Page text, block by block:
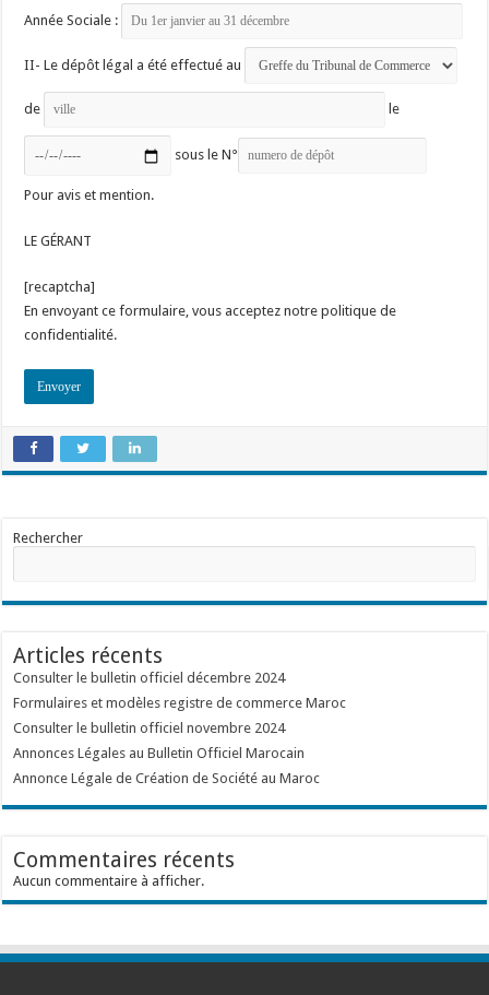
Année Sociale :
II- Le dépôt légal a été effectué au
de le
sous le N°
Pour avis et mention.
LE GÉRANT
[recaptcha]
En envoyant ce formulaire, vous acceptez notre politique de
confidentialité.
Rechercher
Articles récents
Consulter le bulletin officiel décembre 2024
Formulaires et modèles registre de commerce Maroc
Consulter le bulletin officiel novembre 2024
Annonces Légales au Bulletin Officiel Marocain
Annonce Légale de Création de Société au Maroc
Commentaires récents
Aucun commentaire à afficher.